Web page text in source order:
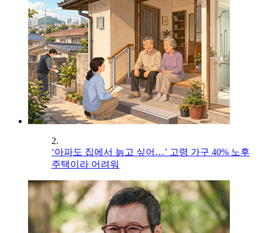
2.
‘아파도 집에서 늙고 싶어…’ 고령 가구 40% 노후
주택이라 어려워